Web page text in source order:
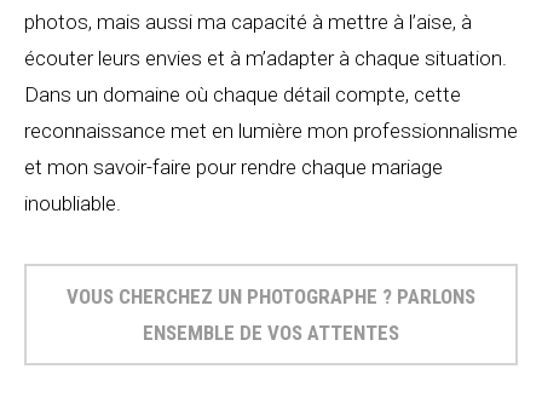
photos, mais aussi ma capacité à mettre à l’aise, à
écouter leurs envies et à m’adapter à chaque situation.
Dans un domaine où chaque détail compte, cette
reconnaissance met en lumière mon professionnalisme
et mon savoir-faire pour rendre chaque mariage
inoubliable.
VOUS CHERCHEZ UN PHOTOGRAPHE ? PARLONS
ENSEMBLE DE VOS ATTENTES